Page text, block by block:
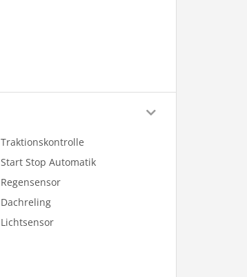
Traktionskontrolle
Start Stop Automatik
Regensensor
Dachreling
Lichtsensor